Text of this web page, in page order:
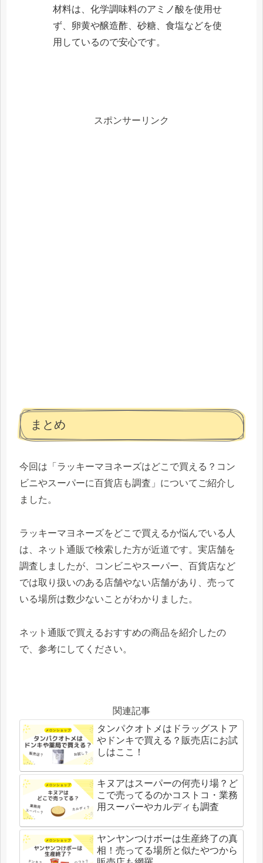
材料は、化学調味料のアミノ酸を使用せ
ず、卵黄や醸造酢、砂糖、食塩などを使
用しているので安心です。
スポンサーリンク
まとめ
今回は「ラッキーマヨネーズはどこで買える？コン
ビニやスーパーに百貨店も調査」についてご紹介し
ました。
ラッキーマヨネーズをどこで買えるか悩んでいる人
は、ネット通販で検索した方が近道です。実店舗を
調査しましたが、コンビニやスーパー、百貨店など
では取り扱いのある店舗やない店舗があり、売って
いる場所は数少ないことがわかりました。
ネット通販で買えるおすすめの商品を紹介したの
で、参考にしてください。
関連記事
タンパクオトメはドラッグストア
やドンキで買える？販売店にお試
しはここ！
キヌアはスーパーの何売り場？ど
こで売ってるのかコストコ・業務
用スーパーやカルディも調査
ヤンヤンつけボーは生産終了の真
相！売ってる場所と似たやつから